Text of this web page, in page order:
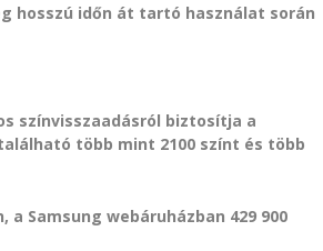
hosszú időn át tartó használat során
színvisszaadásról biztosítja a
több mint 2100 színt és több
Samsung webáruházban 429 900